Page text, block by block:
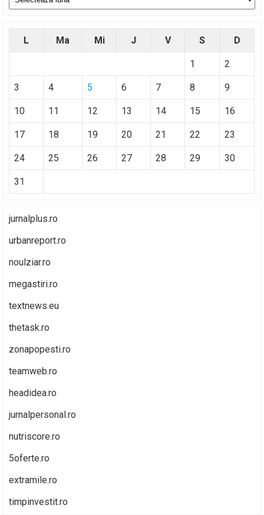
L Ma Mi J V S D
1 2
3 4 5 6 7 8 9
10 11 12 13 14 15 16
17 18 19 20 21 22 23
24 25 26 27 28 29 30
31
jurnalplus.ro
urbanreport.ro
noulziar.ro
megastiri.ro
textnews.eu
thetask.ro
zonapopesti.ro
teamweb.ro
headidea.ro
jurnalpersonal.ro
nutriscore.ro
5oferte.ro
extramile.ro
timpinvestit.ro